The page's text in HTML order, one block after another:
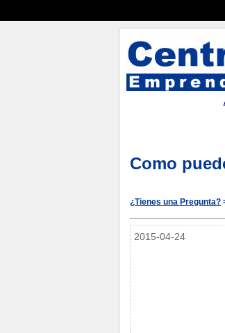
Como
¿Tienes una Pregunta?
2015-04-24